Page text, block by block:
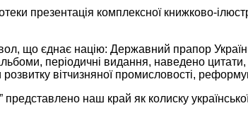
презентація комплексної книжково-
що єднає націю: Державний прапор
періодичні видання, наведено цитати,
вітчизняної промисловості,
представлено наш край як колиску